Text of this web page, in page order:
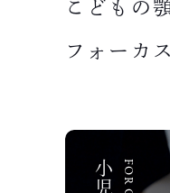
こどもの
フォーカ